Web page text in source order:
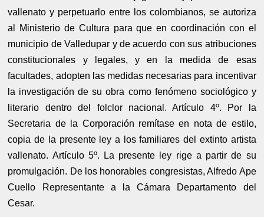
vallenato y perpetuarlo entre los colombianos, se autoriza
al Ministerio de Cultura para que en coordinación con el
municipio de Valledupar y de acuerdo con sus atribuciones
constitucionales y legales, y en la medida de esas
facultades, adopten las medidas necesarias para incentivar
la investigación de su obra como fenómeno sociológico y
literario dentro del folclor nacional. Artículo 4º. Por la
Secretaria de la Corporación remítase en nota de estilo,
copia de la presente ley a los familiares del extinto artista
vallenato. Artículo 5º. La presente ley rige a partir de su
promulgación. De los honorables congresistas, Alfredo Ape
Cuello Representante a la Cámara Departamento del
Cesar.